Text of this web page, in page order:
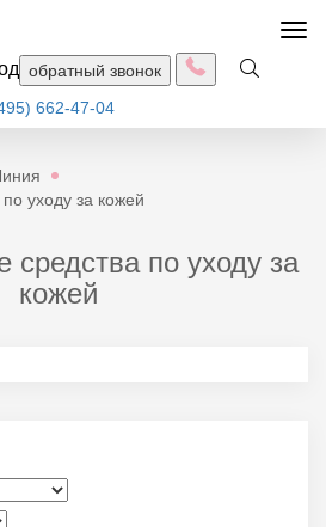
обратный звонок
662-47-04
уходу за кожей
по уходу за
кожей